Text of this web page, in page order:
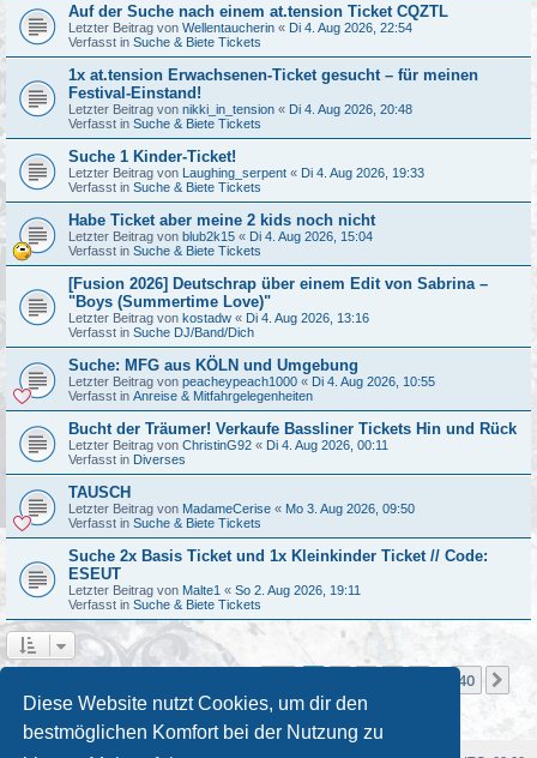
Diese Website nutzt Cookies, um dir den
bestmöglichen Komfort bei der Nutzung zu
Auf der Suche nach einem at.tension Ticket CQZTL
Letzter Beitrag von Wellentaucherin « Di 4. Aug 2026, 22:54
Verfasst in Suche & Biete Tickets
1x at.tension Erwachsenen-Ticket gesucht – für meinen
Festival-Einstand!
Letzter Beitrag von nikki_in_tension « Di 4. Aug 2026, 20:48
Verfasst in Suche & Biete Tickets
Suche 1 Kinder-Ticket!
Letzter Beitrag von Laughing_serpent « Di 4. Aug 2026, 19:33
Verfasst in Suche & Biete Tickets
Habe Ticket aber meine 2 kids noch nicht
Letzter Beitrag von blub2k15 « Di 4. Aug 2026, 15:04
Verfasst in Suche & Biete Tickets
[Fusion 2026] Deutschrap über einem Edit von Sabrina –
"Boys (Summertime Love)"
Letzter Beitrag von kostadw « Di 4. Aug 2026, 13:16
Verfasst in Suche DJ/Band/Dich
Suche: MFG aus KÖLN und Umgebung
Letzter Beitrag von peacheypeach1000 « Di 4. Aug 2026, 10:55
Verfasst in Anreise & Mitfahrgelegenheiten
Bucht der Träumer! Verkaufe Bassliner Tickets Hin und Rück
Letzter Beitrag von ChristinG92 « Di 4. Aug 2026, 00:11
Verfasst in Diverses
TAUSCH
Letzter Beitrag von MadameCerise « Mo 3. Aug 2026, 09:50
Verfasst in Suche & Biete Tickets
Suche 2x Basis Ticket und 1x Kleinkinder Ticket // Code:
ESEUT
Letzter Beitrag von Malte1 « So 2. Aug 2026, 19:11
Verfasst in Suche & Biete Tickets
40